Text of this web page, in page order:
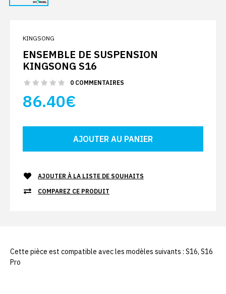
KINGSONG
ENSEMBLE DE SUSPENSION
KINGSONG S16
0 COMMENTAIRES
86.40€
AJOUTER À LA LISTE DE SOUHAITS
COMPAREZ CE PRODUIT
Cette pièce est compatible avec les modèles suivants : S16, S16
Pro